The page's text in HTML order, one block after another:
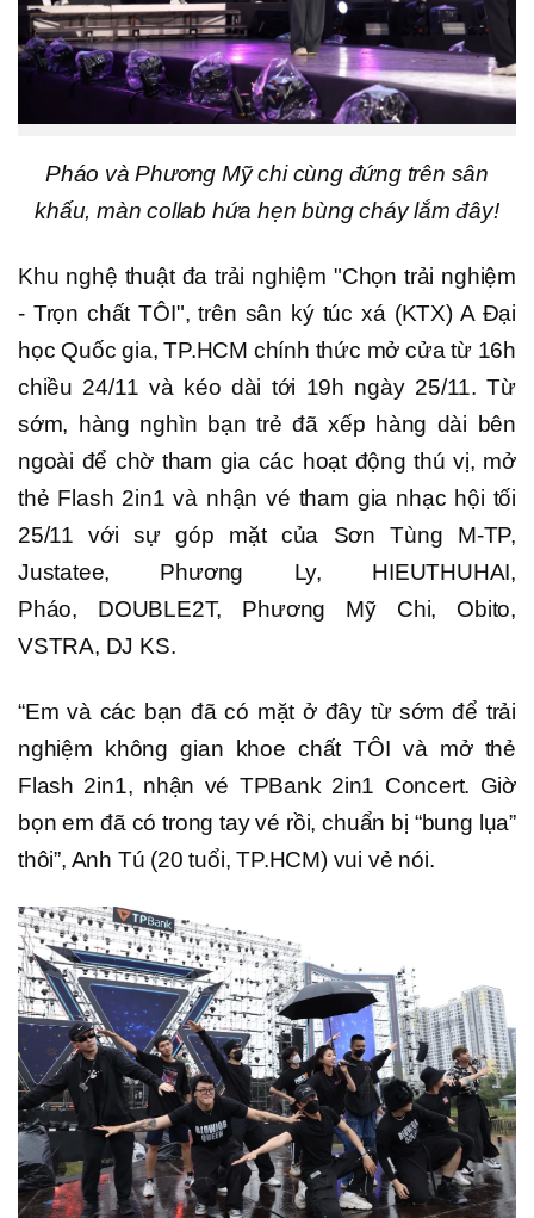
Pháo và Phương Mỹ chi cùng đứng trên sân
khấu, màn collab hứa hẹn bùng cháy lắm đây!
Khu nghệ thuật đa trải nghiệm "Chọn trải nghiệm
- Trọn chất TÔI", trên sân ký túc xá (KTX) A Đại
học Quốc gia, TP.HCM chính thức mở cửa từ 16h
chiều 24/11 và kéo dài tới 19h ngày 25/11. Từ
sớm, hàng nghìn bạn trẻ đã xếp hàng dài bên
ngoài để chờ tham gia các hoạt động thú vị, mở
thẻ Flash 2in1 và nhận vé tham gia nhạc hội tối
25/11 với sự góp mặt của Sơn Tùng M-TP,
Justatee, Phương Ly, HIEUTHUHAI,
Pháo, DOUBLE2T, Phương Mỹ Chi, Obito,
VSTRA, DJ KS.
“Em và các bạn đã có mặt ở đây từ sớm để trải
nghiệm không gian khoe chất TÔI và mở thẻ
Flash 2in1, nhận vé TPBank 2in1 Concert. Giờ
bọn em đã có trong tay vé rồi, chuẩn bị “bung lụa”
thôi”, Anh Tú (20 tuổi, TP.HCM) vui vẻ nói.